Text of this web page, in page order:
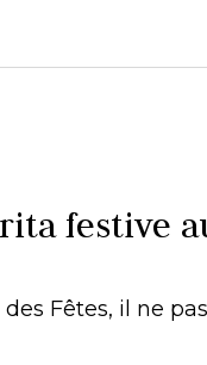
festive
Fêtes, il ne